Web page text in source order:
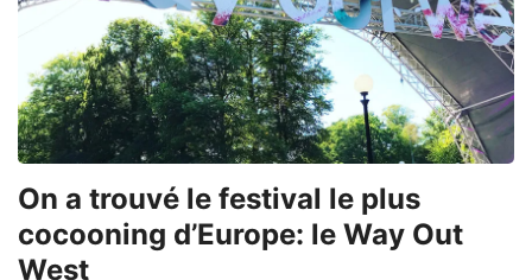
On a trouvé le festival le plus
cocooning d’Europe: le Way Out
West